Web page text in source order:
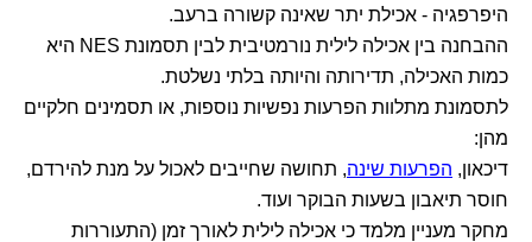
היפרפגיה - אכילת יתר שאינה קשורה ברעב.
ההבחנה בין אכילה לילית נורמטיבית לבין תסמונת NES היא
כמות האכילה, תדירותה והיותה בלתי נשלטת.
לתסמונת מתלוות הפרעות נפשיות נוספות, או תסמינים חלקיים
מהן:
דיכאון, הפרעות שינה, תחושה שחייבים לאכול על מנת להירדם,
חוסר תיאבון בשעות הבוקר ועוד.
מחקר מעניין מלמד כי אכילה לילית לאורך זמן (התעוררות